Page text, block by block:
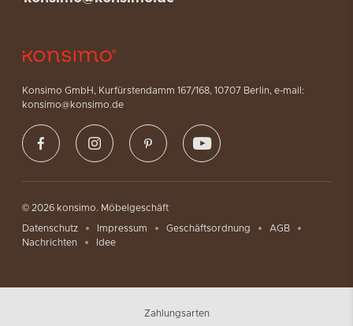
Konsimo GmbH, Kurfürstendamm 167/168, 10707 Berlin, e-mail:
konsimo@konsimo.de
© 2026 konsimo. Möbelgeschäft
Datenschutz Impressum Geschäftsordnung
AGB
Nachrichten
Idee
Zahlungsarten